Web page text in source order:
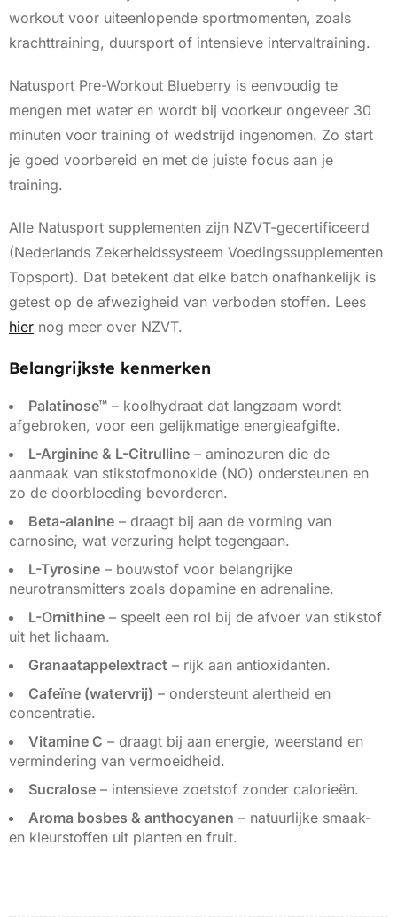
workout voor uiteenlopende sportmomenten, zoals
krachttraining, duursport of intensieve intervaltraining.
Natusport Pre-Workout Blueberry is eenvoudig te
mengen met water en wordt bij voorkeur ongeveer 30
minuten voor training of wedstrijd ingenomen. Zo start
je goed voorbereid en met de juiste focus aan je
training.
Alle Natusport supplementen zijn NZVT-gecertificeerd
(Nederlands Zekerheidssysteem Voedingssupplementen
Topsport). Dat betekent dat elke batch onafhankelijk is
getest op de afwezigheid van verboden stoffen. Lees
hier nog meer over NZVT.
Belangrijkste kenmerken
Palatinose™ – koolhydraat dat langzaam wordt
afgebroken, voor een gelijkmatige energieafgifte.
L-Arginine & L-Citrulline – aminozuren die de
aanmaak van stikstofmonoxide (NO) ondersteunen en
zo de doorbloeding bevorderen.
Beta-alanine – draagt bij aan de vorming van
carnosine, wat verzuring helpt tegengaan.
L-Tyrosine – bouwstof voor belangrijke
neurotransmitters zoals dopamine en adrenaline.
L-Ornithine – speelt een rol bij de afvoer van stikstof
uit het lichaam.
Granaatappelextract – rijk aan antioxidanten.
Cafeïne (watervrij) – ondersteunt alertheid en
concentratie.
Vitamine C – draagt bij aan energie, weerstand en
vermindering van vermoeidheid.
Sucralose – intensieve zoetstof zonder calorieën.
Aroma bosbes & anthocyanen – natuurlijke smaak-
en kleurstoffen uit planten en fruit.